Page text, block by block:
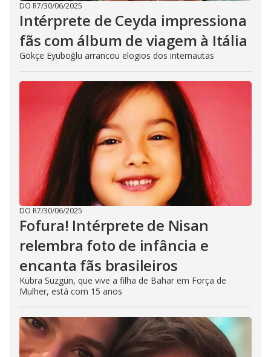
DO R7/30/06/2025
Intérprete de Ceyda impressiona
fãs com álbum de viagem à Itália
Gökçe Eyüboğlu arrancou elogios dos internautas
DO R7/30/06/2025
Fofura! Intérprete de Nisan
relembra foto de infância e
encanta fãs brasileiros
Kübra Süzgün, que vive a filha de Bahar em Força de
Mulher, está com 15 anos